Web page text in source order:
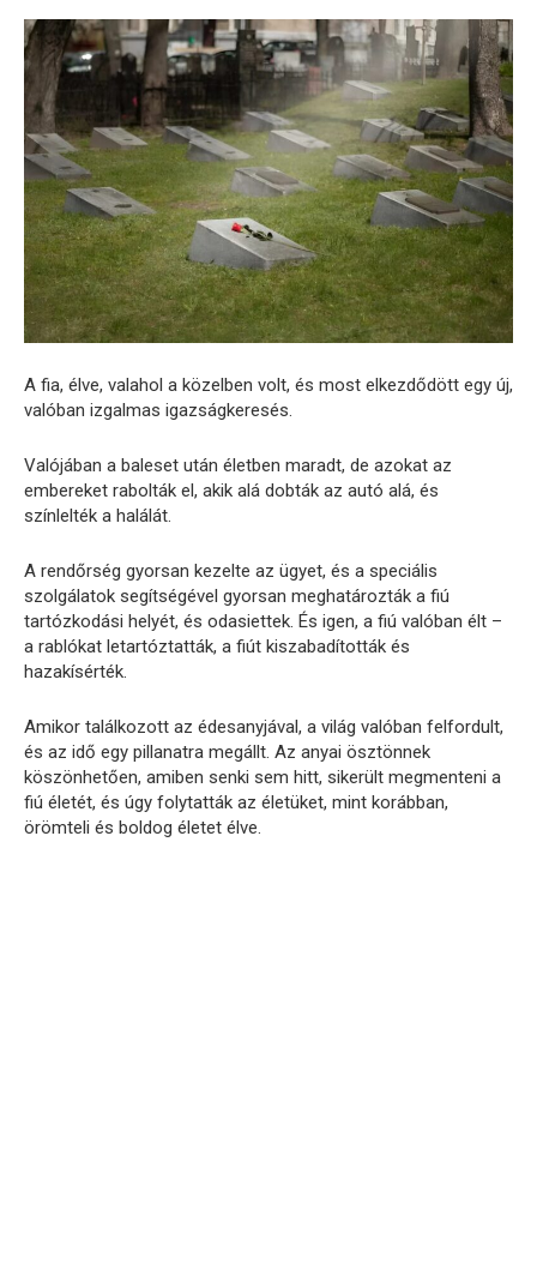
A fia, élve, valahol a közelben volt, és most elkezdődött egy új,
valóban izgalmas igazságkeresés.
Valójában a baleset után életben maradt, de azokat az
embereket rabolták el, akik alá dobták az autó alá, és
színlelték a halálát.
A rendőrség gyorsan kezelte az ügyet, és a speciális
szolgálatok segítségével gyorsan meghatározták a fiú
tartózkodási helyét, és odasiettek. És igen, a fiú valóban élt –
a rablókat letartóztatták, a fiút kiszabadították és
hazakísérték.
Amikor találkozott az édesanyjával, a világ valóban felfordult,
és az idő egy pillanatra megállt. Az anyai ösztönnek
köszönhetően, amiben senki sem hitt, sikerült megmenteni a
fiú életét, és úgy folytatták az életüket, mint korábban,
örömteli és boldog életet élve.